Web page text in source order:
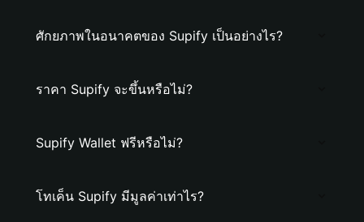
ศักยภาพในอนาคตของ Supify เป็นอย่างไร?
ราคา Supify จะขึ้นหรือไม่?
Supify Wallet ฟรีหรือไม่?
โทเค็น Supify มีมูลค่าเท่าไร?